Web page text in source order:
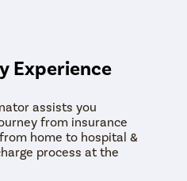
Experience
assists you
from insurance
home to hospital &
process at the